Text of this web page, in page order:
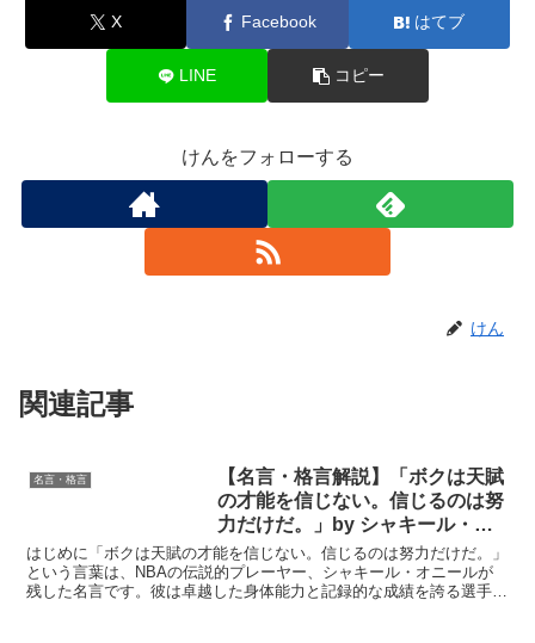
X Facebook はてブ
LINE コピー
けんをフォローする
けん
関連記事
名言・格言
【名言・格言解説】「ボクは天賦
の才能を信じない。信じるのは努
力だけだ。」by シャキール・オ
ニールの深い意味と得られる教訓
はじめに「ボクは天賦の才能を信じない。信じるのは努力だけだ。」
という言葉は、NBAの伝説的プレーヤー、シャキール・オニールが
残した名言です。彼は卓越した身体能力と記録的な成績を誇る選手で